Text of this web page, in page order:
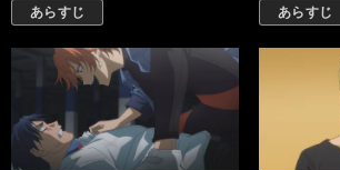
あらすじ あらすじ